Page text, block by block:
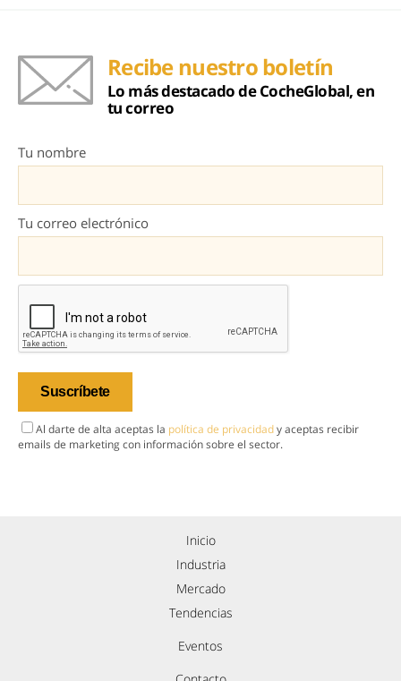
Recibe nuestro boletín
Lo más destacado de CocheGlobal, en
tu correo
Tu nombre
Tu correo electrónico
Al darte de alta aceptas la política de privacidady aceptas recibir
emails de marketing con información sobre el sector.
Inicio
Industria
Mercado
Tendencias
Eventos